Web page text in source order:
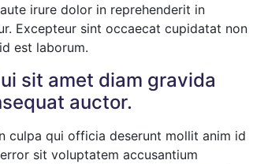
irure dolor in reprehenderit in
Excepteur sint occaecat cupidatat non
est laborum.
sit amet diam gravida
auctor.
culpa qui officia deserunt mollit anim id
sit voluptatem accusantium